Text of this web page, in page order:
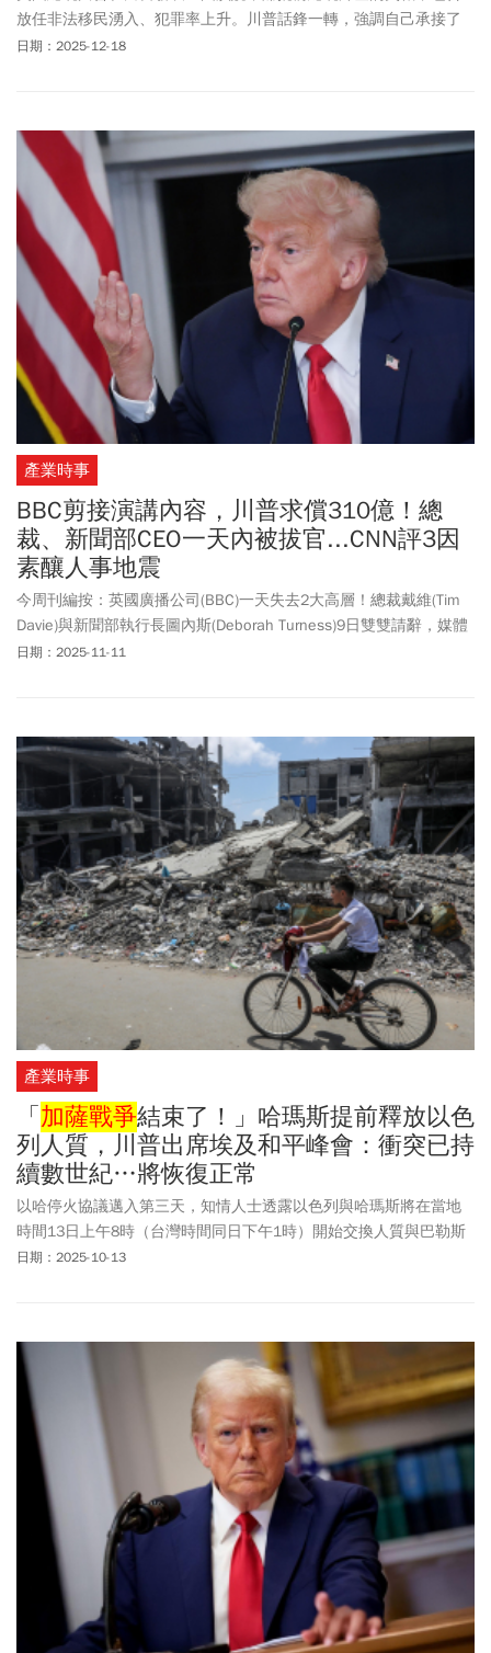
放任非法移民湧入、犯罪率上升。川普話鋒一轉，強調自己承接了
「爛攤子」後，讓美國達成前所未見的正面轉變，「從最糟變最
日期：2025-12-18
產業時事
BBC剪接演講內容，川普求償310億！總
裁、新聞部CEO一天內被拔官...CNN評3因
素釀人事地震
今周刊編按：英國廣播公司(BBC)一天失去2大高層！總裁戴維(Tim
Davie)與新聞部執行長圖內斯(Deborah Turness)9日雙雙請辭，媒體
界形容「前所未見」。BBC時事紀錄片電視節目「廣角鏡」
聞網（CNN）分析，儘管導火線是川普紀錄片剪輯爭議，但BBC長期
面臨高度對立的政治壓力，尤其是
加薩戰爭 報導幾乎天天引發爭
論，另外英國政府即將重審BBC牌照與經費的皇家特許狀（Royal
Charter），在層層壓力下最終引爆人事地震。川普法律團隊近日致
函BBC，指控其在紀錄片中以誤導性的剪輯方式誹謗川普，並要求
賠償10億美元（約合新台幣310億元）。
日期：2025-11-11
產業時事
「加薩戰爭結束了！」哈瑪斯提前釋放以色
列人質，川普出席埃及和平峰會：衝突已持
續數世紀…將恢復正常
以哈停火協議邁入第三天，知情人士透露以色列與哈瑪斯將在當地
時間13日上午8時（台灣時間同日下午1時）開始交換人質與巴勒斯
坦囚犯。美國總統川普啟程前往以色列前宣告「
日期：2025-10-13